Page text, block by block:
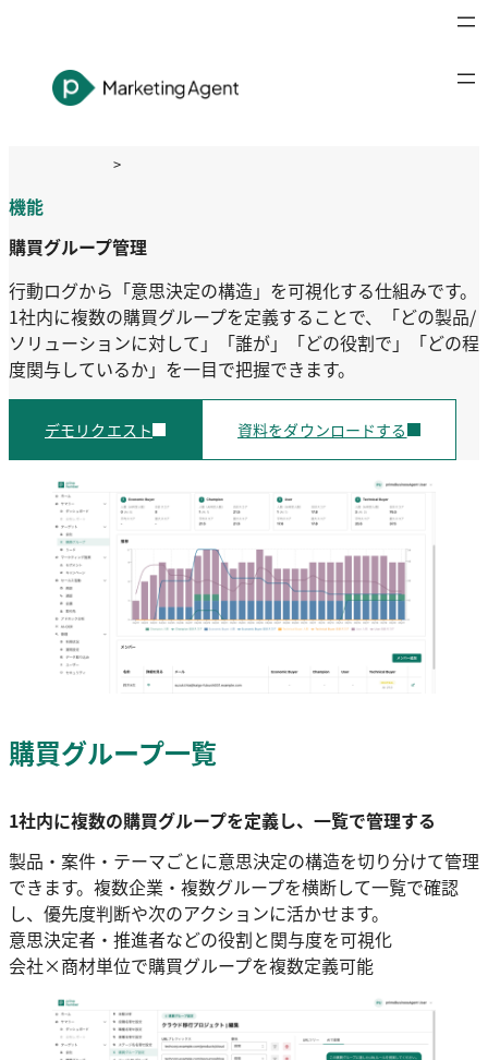
>
サービス
理
機能
購買グループ管理
行動ログから「意思決定の構造」を可視化する仕組みです。
1社内に複数の購買グループを定義することで、「どの製品/
ソリューションに対して」「誰が」「どの役割で」「どの程
度関与しているか」を一目で把握できます。
デモリクエスト 資料をダウンロードする
購買グループ一覧
1社内に複数の購買グループを定義し、一覧で管理する
製品・案件・テーマごとに意思決定の構造を切り分けて管理
できます。複数企業・複数グループを横断して一覧で確認
し、優先度判断や次のアクションに活かせます。
意思決定者・推進者などの役割と関与度を可視化
会社×商材単位で購買グループを複数定義可能